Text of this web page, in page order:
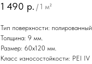
1 490 р. / 1 м²
Тип поверхности: полированный
Толщина: 9 мм.
Размер: 60х120 мм.
Класс износостойкости: PEI IV